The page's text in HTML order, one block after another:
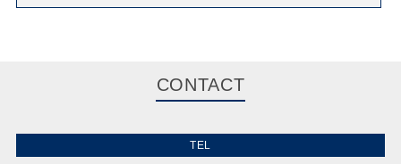
CONTACT
TEL